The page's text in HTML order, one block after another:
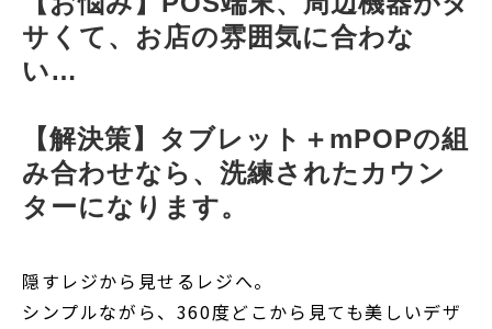
サくて、お店の雰囲気に合わな
い…
【解決策】タブレット＋mPOPの組
み合わせなら、洗練されたカウン
ターになります。
隠すレジから見せるレジへ。
シンプルながら、360度どこから見ても美しいデザ